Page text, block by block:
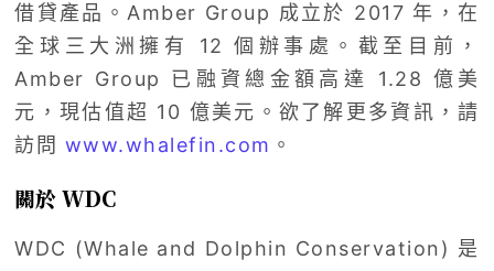
借貸產品。Amber Group 成立於 2017 年，在
全球三大洲擁有 12 個辦事處。截至目前，
Amber Group 已融資總金額高達 1.28 億美
元，現估值超 10 億美元。欲了解更多資訊，請
訪問 www.whalefin.com 。
關於 WDC
WDC (Whale and Dolphin Conservation) 是